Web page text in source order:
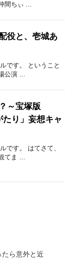
間ちぃ ...
役と、壱城あ
です。 ということ
公演 ...
～宝塚版
たり」妄想キャ
です。 はてさて、
てま ...
ら意外と近